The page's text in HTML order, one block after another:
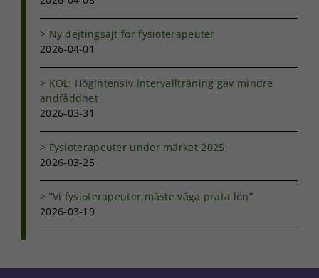
Ny dejtingsajt för fysioterapeuter
2026-04-01
KOL: Högintensiv intervallträning gav mindre
andfåddhet
2026-03-31
Fysioterapeuter under märket 2025
2026-03-25
”Vi fysioterapeuter måste våga prata lön”
2026-03-19